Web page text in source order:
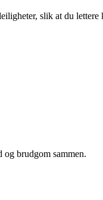
slik at du
og brudgom sammen.